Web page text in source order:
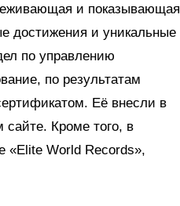
и показывающая
достижения и уникальные
по управлению
по результатам
Её внесли в
Кроме того, в
«Elite World Records»,